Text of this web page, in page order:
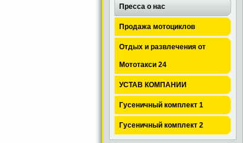
Пресса о нас
Продажа мотоциклов
Отдых и развлечения от
Мототакси 24
УСТАВ КОМПАНИИ
Гусеничный комплект 1
Гусеничный комплект 2